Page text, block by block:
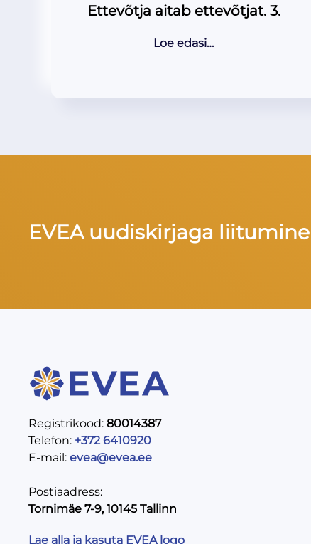
Ettevõtja aitab ettevõtjat. 3.
Loe edasi…
EVEA uudiskirjaga liitumine
Registrikood: 80014387
Telefon: +372 6410920
E-mail: evea@evea.ee
Postiaadress:
Tornimäe 7-9, 10145 Tallinn
Lae alla ja kasuta EVEA logo